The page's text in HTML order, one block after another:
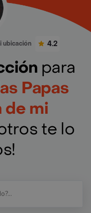
ubicación 4.2
para
Papas
de mi
te lo